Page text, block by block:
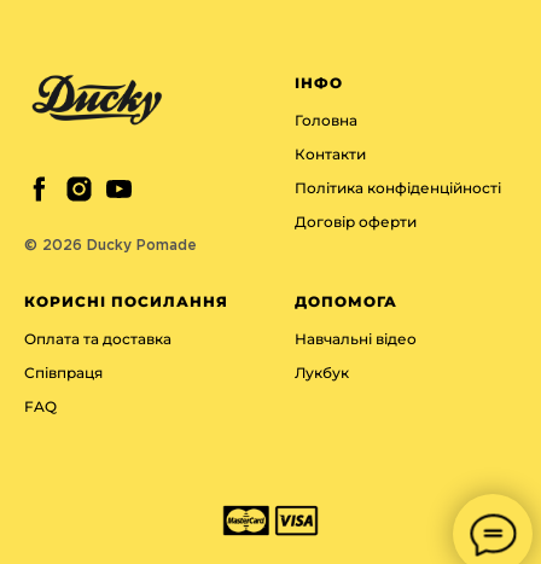
© 2026 Ducky Pomade
ІНФО
Головна
Контакти
Політика конфіденційності
Договір оферти
КОРИСНІ ПОСИЛАННЯ
Оплата та доставка
Співпраця
FAQ
ДОПОМОГА
Навчальні відео
Лукбук